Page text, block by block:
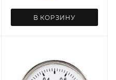
В КОРЗИНУ